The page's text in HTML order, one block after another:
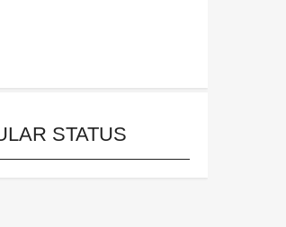
STATUS